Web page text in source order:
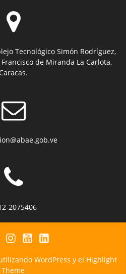
Tecnológico Simón Rodríguez,
de Miranda La Carlota,
2075406
WordPress y el Highlight
Theme